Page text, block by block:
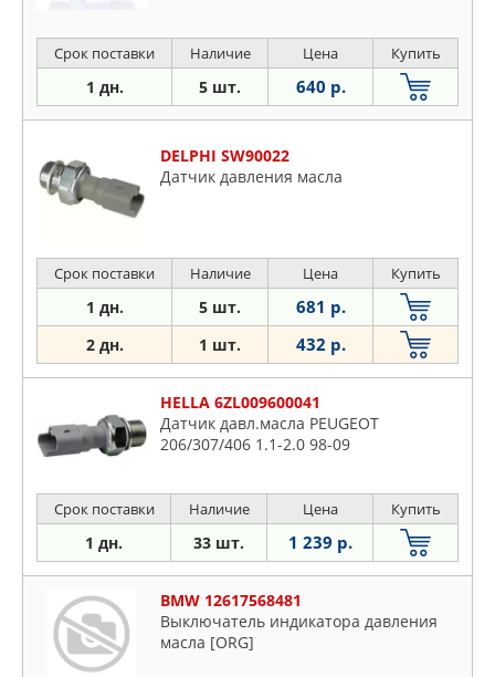
Срок поставки Наличие Цена Купить
1 дн. 5 шт. 640 р.
DELPHI SW90022
Датчик давления масла
Срок поставки Наличие Цена Купить
1 дн. 5 шт. 681 р.
2 дн. 1 шт. 432 р.
HELLA 6ZL009600041
Датчик давл.масла PEUGEOT
206/307/406 1.1-2.0 98-09
Срок поставки Наличие Цена Купить
1 дн. 33 шт. 1 239 р.
BMW 12617568481
Bыключaтeль индикaтopa дaвлeния
мacлa [ORG]